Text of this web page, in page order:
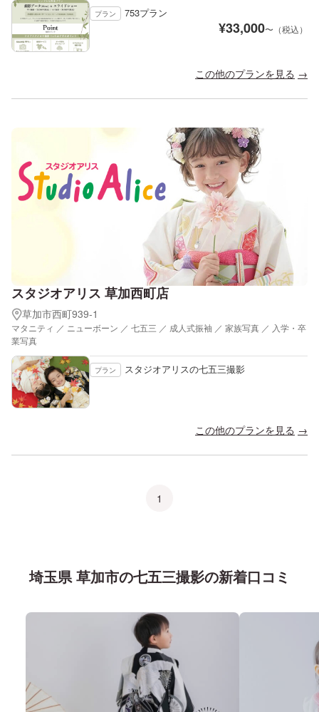
プラン 753プラン
¥33,000〜（税込）
この他のプランを見る
スタジオアリス 草加西町店
草加市西町939-1
マタニティ ／ ニューボーン ／ 七五三 ／ 成人式振袖 ／ 家族写真 ／ 入学・卒
業写真
プラン スタジオアリスの七五三撮影
この他のプランを見る
1
埼玉県 草加市の七五三撮影の新着口コミ